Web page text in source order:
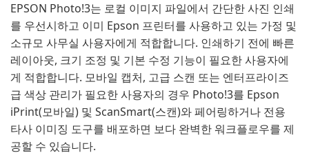
EPSON Photo!3는 로컬 이미지 파일에서 간단한 사진 인쇄
를 우선시하고 이미 Epson 프린터를 사용하고 있는 가정 및
소규모 사무실 사용자에게 적합합니다. 인쇄하기 전에 빠른
레이아웃, 크기 조정 및 기본 수정 기능이 필요한 사용자에
게 적합합니다. 모바일 캡처, 고급 스캔 또는 엔터프라이즈
급 색상 관리가 필요한 사용자의 경우 Photo!3를 Epson
iPrint(모바일) 및 ScanSmart(스캔)와 페어링하거나 전용
타사 이미징 도구를 배포하면 보다 완벽한 워크플로우를 제
공할 수 있습니다.